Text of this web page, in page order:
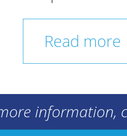
Read more
information,